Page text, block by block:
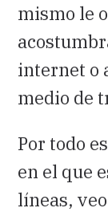
mismo le
internet o
medio de
Por todo
en el que
líneas,